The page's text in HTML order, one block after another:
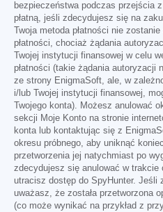
bezpieczeństwa podczas przejścia
płatną, jeśli zdecydujesz się na
Twoja metoda płatności nie
płatności, chociaż żądania
Twojej instytucji finansowej w celu
płatności (takie żądania autoryzacji
ze strony EnigmaSoft, ale, w
i/lub Twojej instytucji finansowej,
Twojego konta). Możesz anulować
sekcji Moje Konto na stronie
konta lub kontaktując się z
okresu próbnego, aby uniknąć
przetworzenia jej natychmiast po
zdecydujesz się anulować w trakcie
utracisz dostęp do SpyHunter. Jeśli
uważasz, że została przetworzona
(co może wynikać na przykład z